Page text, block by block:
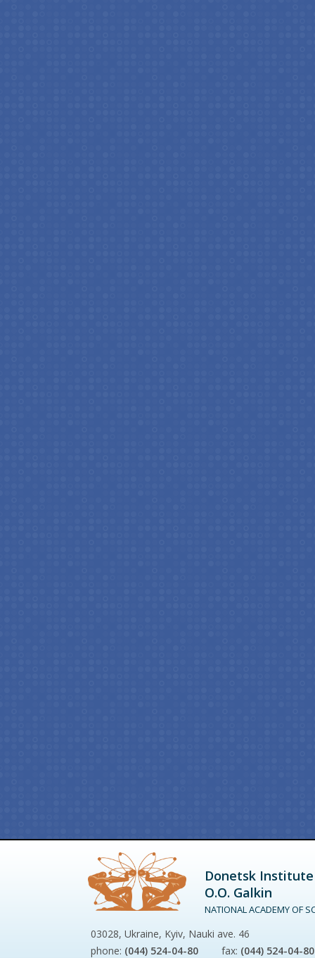
Donetsk
O.O. Galkin
NATIONAL ACADEMY OF
03028, Ukraine, Kyiv, Nauki ave. 46
phone: (044) 524-04-80 fax: (044) 524-04-80